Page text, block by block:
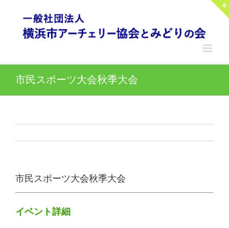
content
市民スポーツ大会秋季大会
市民スポーツ大会秋季大会
イベント詳細